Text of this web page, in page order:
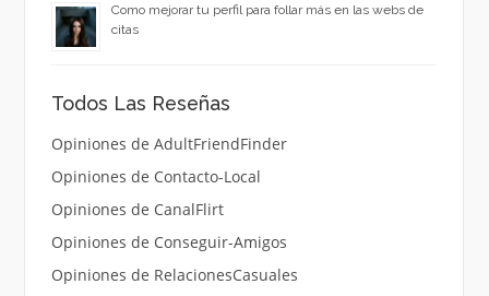
Como mejorar tu perfil para follar más en las webs de
citas
Todos Las Reseñas
Opiniones de AdultFriendFinder
Opiniones de Contacto-Local
Opiniones de CanalFlirt
Opiniones de Conseguir-Amigos
Opiniones de RelacionesCasuales